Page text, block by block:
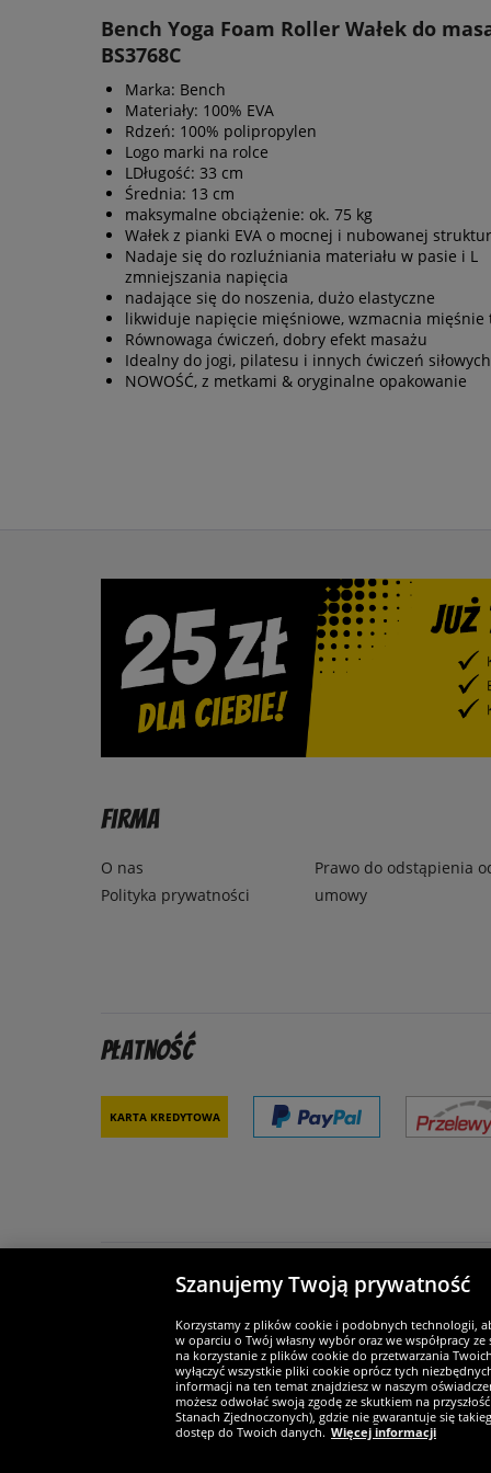
Bench Yoga Foam Roller Wałek do
BS3768C
Marka: Bench
Materiały: 100% EVA
Rdzeń: 100% polipropylen
Logo marki na rolce
LDługość: 33 cm
Średnia: 13 cm
maksymalne obciążenie: ok. 75 kg
Wałek z pianki EVA o mocnej i nubowanej
Nadaje się do rozluźniania materiału w pasie i L
zmniejszania napięcia
nadające się do noszenia, dużo elastyczne
likwiduje napięcie mięśniowe, wzmacnia mięśnie
Równowaga ćwiczeń, dobry efekt masażu
Idealny do jogi, pilatesu i innych ćwiczeń siłowych
NOWOŚĆ, z metkami & oryginalne opakowanie
Firma
O nas
Polityka prywatności
Prawo do odstąpienia
umowy
Płatność
Karta kredytowa
Partnerzy i bezpieczeństwo
Widerruf
Szanujemy Twoją prywatność
Korzystamy z plików cookie i podobnych technologii,
w oparciu o Twój własny wybór oraz we współpracy
na korzystanie z plików cookie do przetwarzania
wyłączyć wszystkie pliki cookie oprócz tych
informacji na ten temat znajdziesz w naszym
możesz odwołać swoją zgodę ze skutkiem na
Stanach Zjednoczonych), gdzie nie gwarantuje się
dostęp do Twoich danych. Więcej informacji